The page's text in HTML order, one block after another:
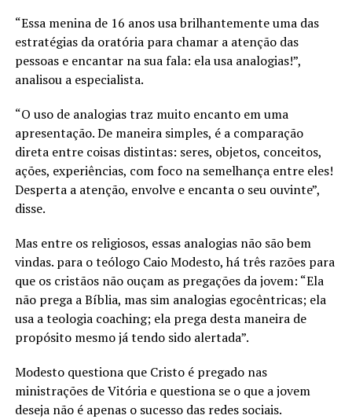
“Essa menina de 16 anos usa brilhantemente uma das
estratégias da oratória para chamar a atenção das
pessoas e encantar na sua fala: ela usa analogias!”,
analisou a especialista.
“O uso de analogias traz muito encanto em uma
apresentação. De maneira simples, é a comparação
direta entre coisas distintas: seres, objetos, conceitos,
ações, experiências, com foco na semelhança entre eles!
Desperta a atenção, envolve e encanta o seu ouvinte”,
disse.
Mas entre os religiosos, essas analogias não são bem
vindas. para o teólogo Caio Modesto, há três razões para
que os cristãos não ouçam as pregações da jovem: “Ela
não prega a Bíblia, mas sim analogias egocêntricas; ela
usa a teologia coaching; ela prega desta maneira de
propósito mesmo já tendo sido alertada”.
Modesto questiona que Cristo é pregado nas
ministrações de Vitória e questiona se o que a jovem
deseja não é apenas o sucesso das redes sociais.